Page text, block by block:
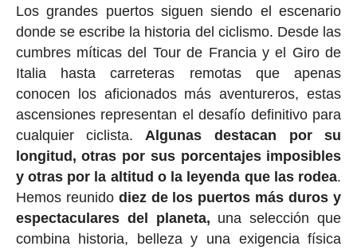
Los grandes puertos siguen siendo el escenario
donde se escribe la historia del ciclismo. Desde las
cumbres míticas del Tour de Francia y el Giro de
Italia hasta carreteras remotas que apenas
conocen los aficionados más aventureros, estas
ascensiones representan el desafío definitivo para
cualquier ciclista. Algunas destacan por su
longitud, otras por sus porcentajes imposibles
y otras por la altitud o la leyenda que las rodea.
Hemos reunido diez de los puertos más duros y
espectaculares del planeta, una selección que
combina historia, belleza y una exigencia física